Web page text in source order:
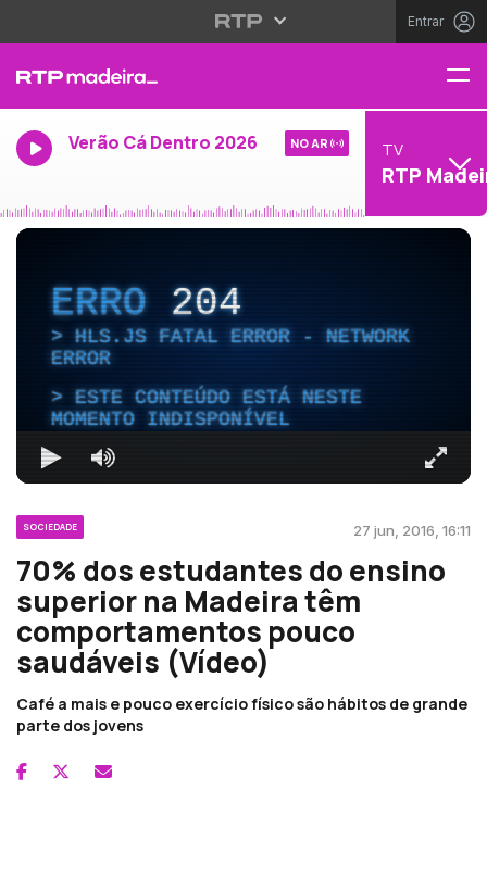
Entrar
Verão Cá Dentro 2026 NO AR TV
RTP
ERRO204
HLS.JS FATAL ERROR - NETWORK
ERROR
ESTE CONTEÚDO ESTÁ NESTE
MOMENTO INDISPONÍVEL
SOCIEDADE 27 jun, 2016, 16:11
70% dos estudantes do ensino
superior na Madeira têm
comportamentos pouco
saudáveis (Vídeo)
Café a mais e pouco exercício físico são hábitos de grande
parte dos jovens